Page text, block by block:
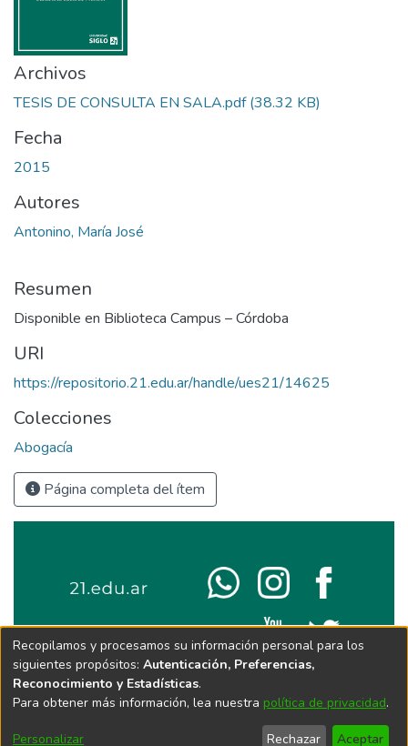
Archivos
TESIS DE CONSULTA EN SALA.pdf(38.32 KB)
Fecha
2015
Autores
Antonino, María José
Resumen
Disponible en Biblioteca Campus – Córdoba
URI
https://repositorio.21.edu.ar/handle/ues21/14625
Colecciones
Abogacía
Página completa del ítem
Recopilamos y procesamos su información personal para los
siguientes propósitos: Autenticación, Preferencias,
Reconocimiento y Estadísticas.
Para obtener más información, lea nuestra política de privacidad.
Personalizar Rechazar Aceptar